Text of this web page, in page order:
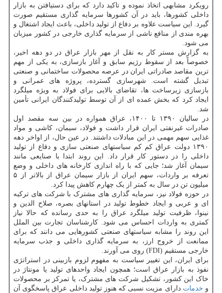
رویکرد مشابهی اتخاذ نموده و تاکید دارد که برای دستیافتن به بازار
داخلی کشورها، باید در آن کشورها سرمایه گذاری مستقیم صورت
گیرد. این سیاست علاوه بر دفاع از تولید داخلی، باعث ایجاد اشتغال و
بهره مندی از منافع ناشی از سرمایه گذاری خارجی در کشور میزبان
می شود.
به گزارش مستر کار به نقل از مهر بازار عراق در دو دهه اخیر،
خصوصاً بعد از سقوط رژیم سابق و آغاز بازسازی، به یکی از مهم
ترین مقاصد صادراتی ایران در عرصه محصولات ساختمانی و صنعتی
تبدیل گشته است. شهرسازی گسترده، پروژه های عمرانی و
بازسازی زیرساخت ها، تقاضای بالایی برای فولاد به ویژه میلگرد
ایجاد کرد که بخش عمده ای از آن توسط تولیدکنندگان ایرانی تأمین
شد.
در سالیان ۱۳۹۰ تا ۱۴۰۰، عراق همواره در بین سه مقصد اول
صادرات غیرنفتی ایران قرار داشت و فولاد، سیمان، کاشی و مواد
غذایی سهم مهمی در این مبادلات داشتند. در عین حال، از اواخر دهه
۱۳۹۰ دولت عراق کم کم سیاستهای صنعتی سازی و دفاع از تولید
داخلی را در دستور کار قرار داد. این روند ابتدا با صنایعی مانند
سیمان آغاز شد؛ جایی که با راه اندازی کارخانه های داخلی و وضع
تعرفه بر واردات، سهم ایران از بازار سیمان عراق از بالاتر از ۵
میلیون تن در سال به کمتر از یک چهارم کاهش پیدا کرد.
در حوزه فولاد نیز، سرمایه گذاری های مشترک با شرکت های ترکیه
ای و عربی و ایجاد خطوط تولید در استانهای بصره، صلاح الدین و
نینوا، ظرفیت تولید میلگرد عراق را به حدی رسانده که حالا نیاز
کمتری به واردات احساس می شود. کارشناسان تجارت بین الملل
این روند را مشابه سیاستهای صنعتی کشورهایی می دانند که برای
ممانعت از خروج ارز، به سرمایه گذاری داخلی و جذب سرمایه
خارجی مستقیم (FDI) روی می آورند.
برای ایران، این تغییر سیاست به مفهوم لزوم بازبینی در استراتژی
نفوذ به بازار عراق است؛ همچون ایجاد واحدهای تولید یا مونتاژ در
خاک این کشور، تشکیل شرکت های مشترک، یا تمرکز بر محصولات
و خدمات دارای مزیت نسبی که هنوز تولید داخلی عراق پاسخگوی آن